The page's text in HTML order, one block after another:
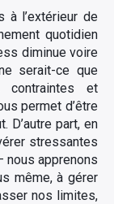
à l’extérieur de
quotidien
diminue voire
serait-ce que
contraintes et
permet d’être
D’autre part, en
stressantes
nous apprenons
même, à gérer
nos limites,